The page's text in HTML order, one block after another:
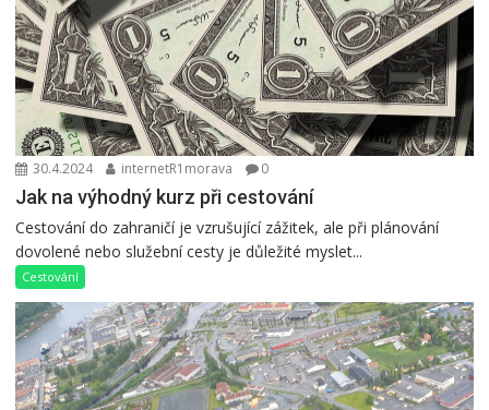
30.4.2024 internetR1morava 0
Jak na výhodný kurz při cestování
Cestování do zahraničí je vzrušující zážitek, ale při plánování
dovolené nebo služební cesty je důležité myslet...
Cestování